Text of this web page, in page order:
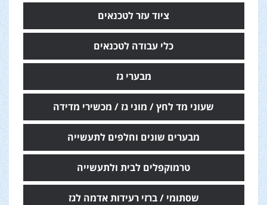
ציוד עזר לטכנאים
כלי עבודה לטכנאים
מבערי גז
שעוני מד לחץ / מוני גז / מכשירי מדידה
מבערים שונים וחלפים לתעשייה
טרמוקפלים לבית ולתעשייה
שסתומי / ברזי רעידות אדמה לגז